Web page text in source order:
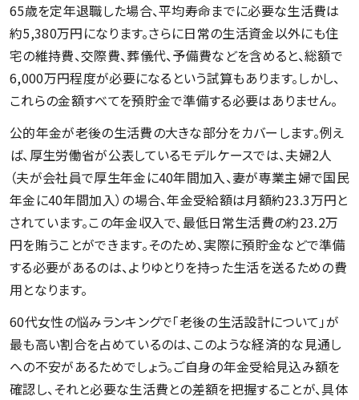
65歳を定年退職した場合、平均寿命までに必要な生活費は
約5,380万円になります。さらに日常の生活資金以外にも住
宅の維持費、交際費、葬儀代、予備費などを含めると、総額で
6,000万円程度が必要になるという試算もあります。しかし、
これらの金額すべてを預貯金で準備する必要はありません。
公的年金が老後の生活費の大きな部分をカバーします。例え
ば、厚生労働省が公表しているモデルケースでは、夫婦2人
（夫が会社員で厚生年金に40年間加入、妻が専業主婦で国民
年金に40年間加入）の場合、年金受給額は月額約23.3万円と
されています。この年金収入で、最低日常生活費の約23.2万
円を賄うことができます。そのため、実際に預貯金などで準備
する必要があるのは、よりゆとりを持った生活を送るための費
用となります。
60代女性の悩みランキングで「老後の生活設計について」が
最も高い割合を占めているのは、このような経済的な見通し
への不安があるためでしょう。ご自身の年金受給見込み額を
確認し、それと必要な生活費との差額を把握することが、具体